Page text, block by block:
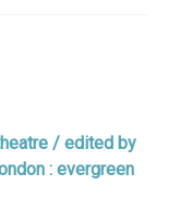
/ edited by
: evergreen